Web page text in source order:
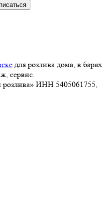
для розлива дома, в барах
сервис.
ИНН 5405061755,